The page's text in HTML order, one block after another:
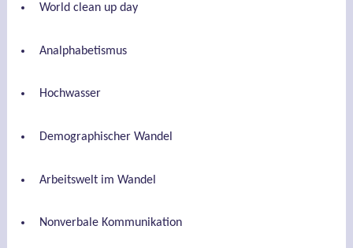
World clean up day
Analphabetismus
Hochwasser
Demographischer Wandel
Arbeitswelt im Wandel
Nonverbale Kommunikation